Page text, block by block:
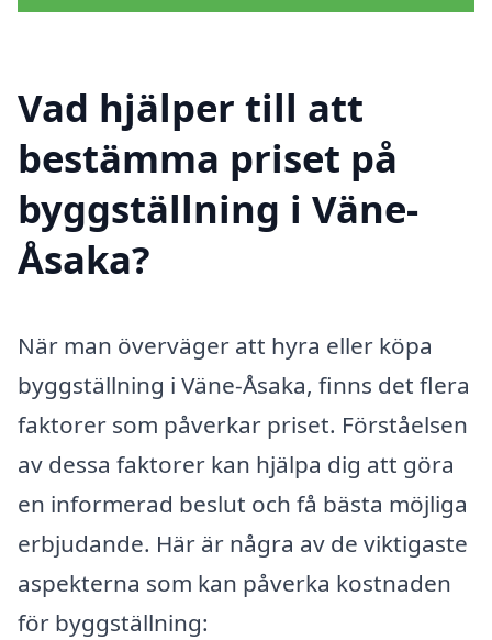
Vad hjälper till att
bestämma priset på
byggställning i Väne-
Åsaka?
När man överväger att hyra eller köpa
byggställning i Väne-Åsaka, finns det flera
faktorer som påverkar priset. Förståelsen
av dessa faktorer kan hjälpa dig att göra
en informerad beslut och få bästa möjliga
erbjudande. Här är några av de viktigaste
aspekterna som kan påverka kostnaden
för byggställning: